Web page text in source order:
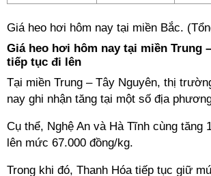
Giá heo hơi hôm nay tại miền Bắc.
Giá heo hơi hôm nay tại miền Trung
tiếp tục đi lên
Tại miền Trung – Tây Nguyên, thị
nay ghi nhận tăng tại một số địa
Cụ thể, Nghệ An và Hà Tĩnh cùng tăng
lên mức 67.000 đồng/kg.
Trong khi đó, Thanh Hóa tiếp tục giữ